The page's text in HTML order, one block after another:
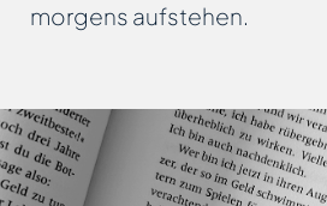
morgens aufstehen.